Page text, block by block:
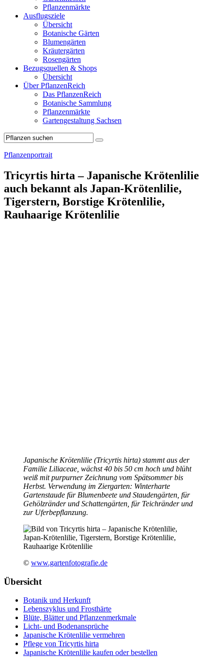
Pflanzenmärkte
Ausflugsziele
Übersicht
Botanische Gärten
Blumengärten
Kräutergärten
Rosengärten
Bezugsquellen & Shops
Übersicht
Über PflanzenReich
Das PflanzenReich
Botanische Sammlung
Pflanzenmärkte
Gartengestaltung Sachsen
Pflanzenportrait
Tricyrtis hirta – Japanische Krötenlilie
auch bekannt als Japan-Krötenlilie,
Tigerstern, Borstige Krötenlilie,
Rauhaarige Krötenlilie
Japanische Krötenlilie (Tricyrtis hirta) stammt aus der
Familie Liliaceae, wächst 40 bis 50 cm hoch und blüht
weiß mit purpurner Zeichnung vom Spätsommer bis
Herbst. Verwendung im Ziergarten: Winterharte
Gartenstaude für Blumenbeete und Staudengärten, für
Gehölzränder und Schattengärten, für Teichränder und
zur Uferbepflanzung.
© www.gartenfotografie.de
Übersicht
Botanik und Herkunft
Lebenszyklus und Frosthärte
Blüte, Blätter und Pflanzenmerkmale
Licht- und Bodenansprüche
Japanische Krötenlilie vermehren
Pflege von Tricyrtis hirta
Japanische Krötenlilie kaufen oder bestellen